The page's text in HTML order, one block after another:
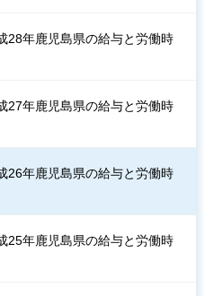
28年鹿児島県の給与と労働時
27年鹿児島県の給与と労働時
26年鹿児島県の給与と労働時
25年鹿児島県の給与と労働時